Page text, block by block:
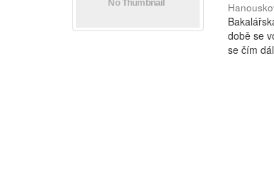
době se
se čím